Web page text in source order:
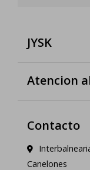
JYSK
Atencion
Contacto
Canelones